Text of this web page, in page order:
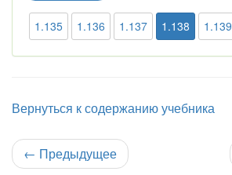
1.135 1.136 1.137 1.138 1.139
Вернуться к содержанию учебника
← Предыдущее